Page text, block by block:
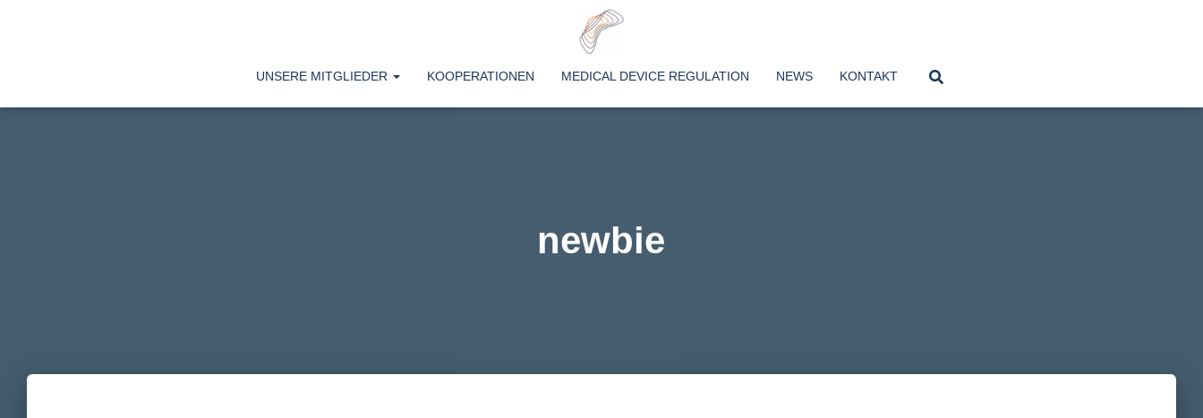
UNSERE MITGLIEDER KOOPERATIONEN MEDICAL DEVICE REGULATION NEWS KONTAKT
newbie